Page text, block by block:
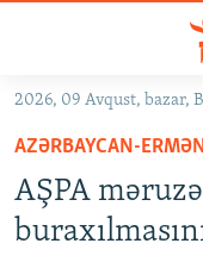
Əsas
qayıt
Əsas
naviqasiyaya
qayıt
KORRUPSIOMETR
2026, 09 Avqust, bazar,
AZƏRBAYCAN-
AŞPA